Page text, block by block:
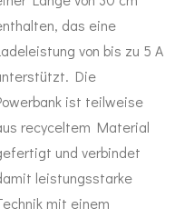
das eine
von bis zu 5 A
Die
ist teilweise
recyceltem Material
und verbindet
leistungsstarke
mit einem